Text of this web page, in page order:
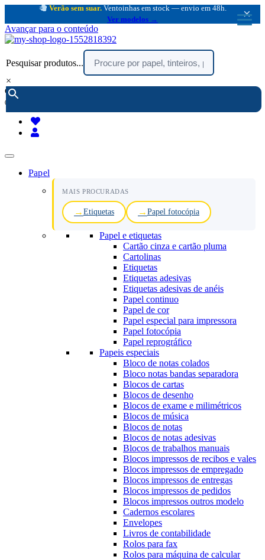
Verão sem suar.Ventoinhas em stock — envio em 48h.
Ver modelos →
×
Avançar para o conteúdo
Pesquisar produtos...
×
encomendar por telefone :
(chamada rede fixa nacional)
Papel
MAIS PROCURADAS
Etiquetas Papel fotocópia
Papel e etiquetas
Cartão cinza e cartão pluma
Cartolinas
Etiquetas
Etiquetas adesivas
Etiquetas adesivas de anéis
Papel continuo
Papel de cor
Papel especial para impressora
Papel fotocópia
Papel reprográfico
Papeis especiais
Bloco de notas colados
Bloco notas bandas separadora
Blocos de cartas
Blocos de desenho
Blocos de exame e milimétricos
Blocos de música
Blocos de notas
Blocos de notas adesivas
Blocos de trabalhos manuais
Blocos impressos de recibos e vales
Blocos impressos de empregado
Blocos impressos de entregas
Blocos impressos de pedidos
Blocos impressos outros modelo
Cadernos escolares
Envelopes
Livros de contabilidade
Rolos para fax
Rolos para máquina de calcular